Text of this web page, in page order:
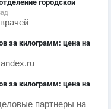
городской
за килограмм: цена на
за килограмм: цена на
партнеры на